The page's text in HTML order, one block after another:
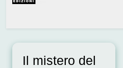
Il mistero del